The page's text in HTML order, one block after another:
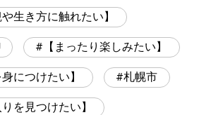
生き方に触れたい】
【まったり楽しみたい】
につけたい】 札幌市
を見つけたい】